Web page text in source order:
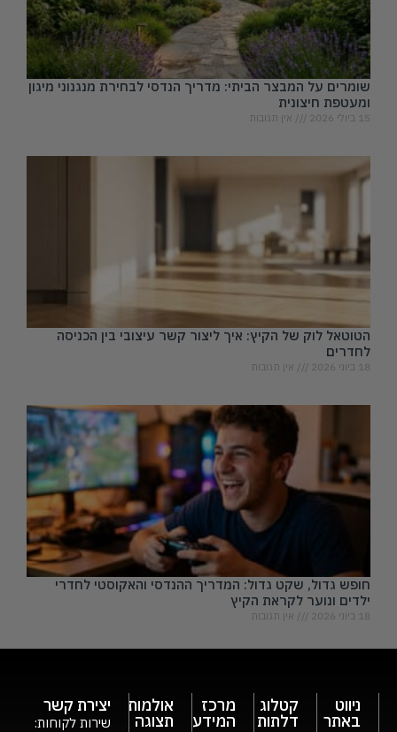
שומרים על המבצר הביתי: מדריך הנדסי לבחירת מנגנוני מיגון
ומעטפת חיצונית
15 ביולי 2026 אין תגובות
הטוטאל לוק של הקיץ: איך ליצור קשר עיצובי בין הכניסה
לחדרים
18 ביוני 2026 אין תגובות
חופש גדול, שקט גדול: המדריך ההנדסי והאקוסטי לחדרי
ילדים ונוער לקראת הקיץ
18 ביוני 2026 אין תגובות
ניווט
באתר
קטלוג
דלתות
מרכז
המידע
אולמות
תצוגה
יצירת קשר
שירות לקוחות: